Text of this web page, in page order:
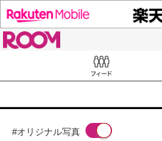
#オリジナル写真